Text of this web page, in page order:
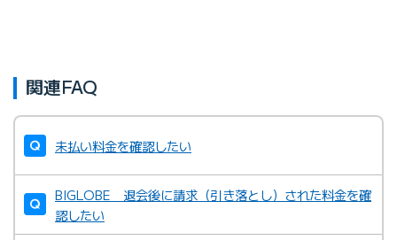
関連FAQ
未払い料金を確認したい
BIGLOBE 退会後に請求（引き落とし）された料金を確
認したい